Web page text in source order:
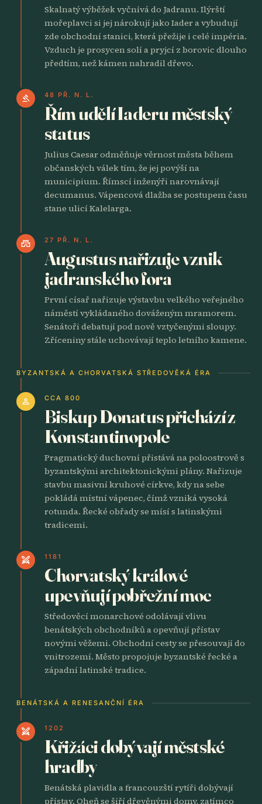
Skalnatý výběžek vyčnívá do Jadranu. Ilýrští
mořeplavci si jej nárokují jako Iader a vybudují
zde obchodní stanici, která přežije i celé impéria.
Vzduch je prosycen solí a pryjcí z borovic dlouho
předtím, než kámen nahradil dřevo.
gavel 48 PŘ. N. L.
Řím udělí Iaderu městský
status
Julius Caesar odměňuje věrnost města během
občanských válek tím, že jej povýší na
municipium. Římscí inženýři narovnávají
decumanus. Vápencová dlažba se postupem času
stane ulicí Kalelarga.
castle 27 PŘ. N. L.
Augustus nařizuje vznik
jadranského fora
První císař nařizuje výstavbu velkého veřejného
náměstí vykládaného dováženým mramorem.
Senátoři debatují pod nově vztyčenými sloupy.
Zříceniny stále uchovávají teplo letního kamene.
BYZANTSKÁ A CHORVATSKÁ STŘEDOVĚKÁ ÉRA
person CCA 800
Biskup Donatus přichází z
Konstantinopole
Pragmatický duchovní přistává na poloostrově s
byzantskými architektonickými plány. Nařizuje
stavbu masivní kruhové církve, kdy na sebe
pokládá místní vápenec, čímž vzniká vysoká
rotunda. Řecké obřady se mísí s latinskými
tradicemi.
swords 1181
Chorvatský králové
upevňují pobřežní moc
Středověcí monarchové odolávají vlivu
benátských obchodníků a opevňují přístav
novými věžemi. Obchodní cesty se přesouvají do
vnitrozemí. Město propojuje byzantské řecké a
západní latinské tradice.
BENÁTSKÁ A RENESANČNÍ ÉRA
swords 1202
Křižáci dobývají městské
hradby
Benátská plavidla a francouzští rytíři dobývají
přístav. Oheň se šíří dřevěnými domy, zatímco